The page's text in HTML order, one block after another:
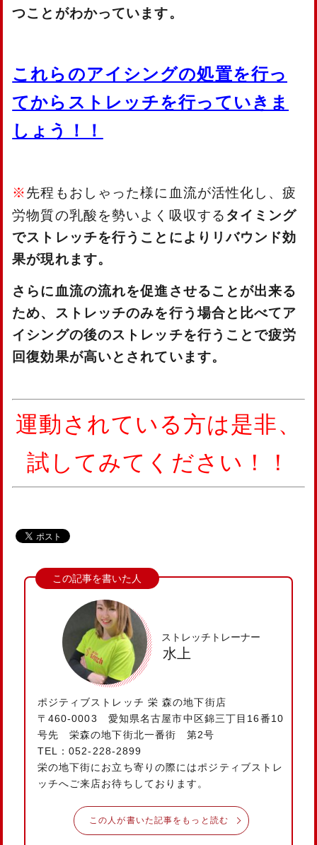
つことがわかっています。
これらのアイシングの処置を行っ
てからストレッチを行っていきま
しょう！！
※先程もおしゃった様に血流が活性化し、疲
労物質の乳酸を勢いよく吸収する タイミング
でストレッチを行うことによりリバウンド効
果が現れます。
さらに血流の流れを促進させることが出来る
ため、ストレッチのみを行う場合と比べてア
イシングの後のストレッチを行うことで疲労
回復効果が高いとされています。
運動されている方は是非、
試してみてください！！
ストレッチトレーナー
水上
ポジティブストレッチ 栄 森の地下街店
〒460-0003 愛知県名古屋市中区錦三丁目16番10
号先 栄森の地下街北一番街 第2号
TEL：052-228-2899
栄の地下街にお立ち寄りの際にはポジティブストレ
ッチへご来店お待ちしております。
この人が書いた記事をもっと読む